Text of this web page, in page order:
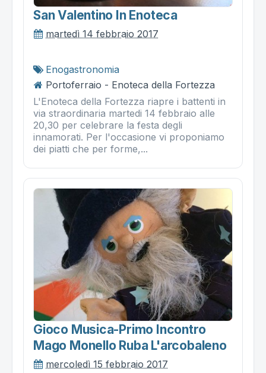
San Valentino In Enoteca
martedì 14 febbraio 2017
Enogastronomia
Portoferraio - Enoteca della Fortezza
L'Enoteca della Fortezza riapre i battenti in
via straordinaria martedi 14 febbraio alle
20,30 per celebrare la festa degli
innamorati. Per l'occasione vi proponiamo
dei piatti che per forme,...
Gioco Musica-Primo Incontro
Mago Monello Ruba L'arcobaleno
mercoledì 15 febbraio 2017